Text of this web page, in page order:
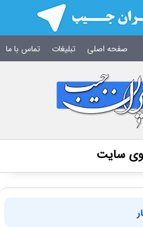
صفحه اصلی تبلیغات تماس با ما
سایت